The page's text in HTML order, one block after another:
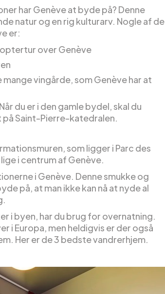
har Genève at byde på? Denne
natur og en rig kulturarv. Nogle af de
er:
over Genève
vingårde, som Genève har at
du er i den gamle bydel, skal du
Saint-Pierre-katedralen.
som ligger i Parc des
i centrum af Genève.
i Genève. Denne smukke og
på, at man ikke kan nå at nyde al
i byen, har du brug for overnatning.
i Europa, men heldigvis er der også
Her er de 3 bedste vandrerhjem.